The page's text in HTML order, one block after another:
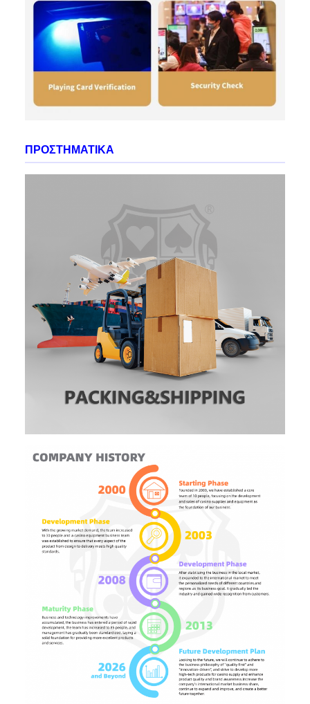
ΠΡΟΣΤΗΜΑΤΙΚΑ